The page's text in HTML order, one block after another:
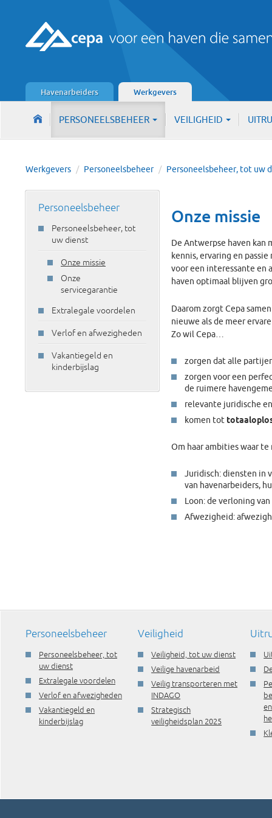
Havenarbeiders Werkgevers
PERSONEELSBEHEER VEILIGHEID
Werkgevers / Personeelsbeheer / Personeelsbeheer, tot uw
Personeelsbeheer
Personeelsbeheer, tot
uw dienst
Onze missie
Onze
servicegarantie
Extralegale voordelen
Verlof en afwezigheden
Vakantiegeld en
kinderbijslag
Onze missie
De Antwerpse haven kan
kennis, ervaring en
voor een interessante en
haven optimaal blijven
Daarom zorgt Cepa
nieuwe als de meer
Zo wil Cepa…
zorgen dat alle
zorgen voor een
de ruimere
relevante juridische
komen tot
Om haar ambities waar
Juridisch: diensten in
van havenarbeiders,
Loon: de verloning
Afwezigheid:
Personeelsbeheer
Personeelsbeheer, tot
uw dienst
Extralegale voordelen
Verlof en afwezigheden
Vakantiegeld en
kinderbijslag
Veiligheid
Veiligheid, tot uw dienst
Veilige havenarbeid
Veilig transporteren met
INDAGO
Strategisch
veiligheidsplan 2025
en